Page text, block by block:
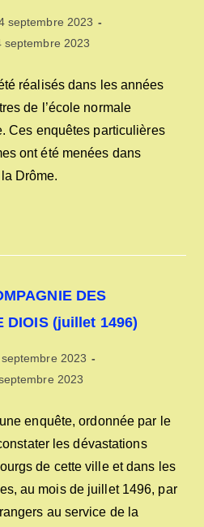
:
septembre 2023
:
septembre 2023
réalisés dans les années
de l’école normale
Ces enquêtes particulières
ont été menées dans
Drôme.
DES
DIOIS (juillet 1496)
:
2023
:
2023
enquête, ordonnée par le
les dévastations
de cette ville et dans les
au mois de juillet 1496, par
au service de la